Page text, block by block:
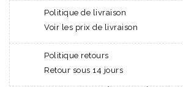
Politique de livraison
Voir les prix de livraison
Politique retours
Retour sous 14 jours